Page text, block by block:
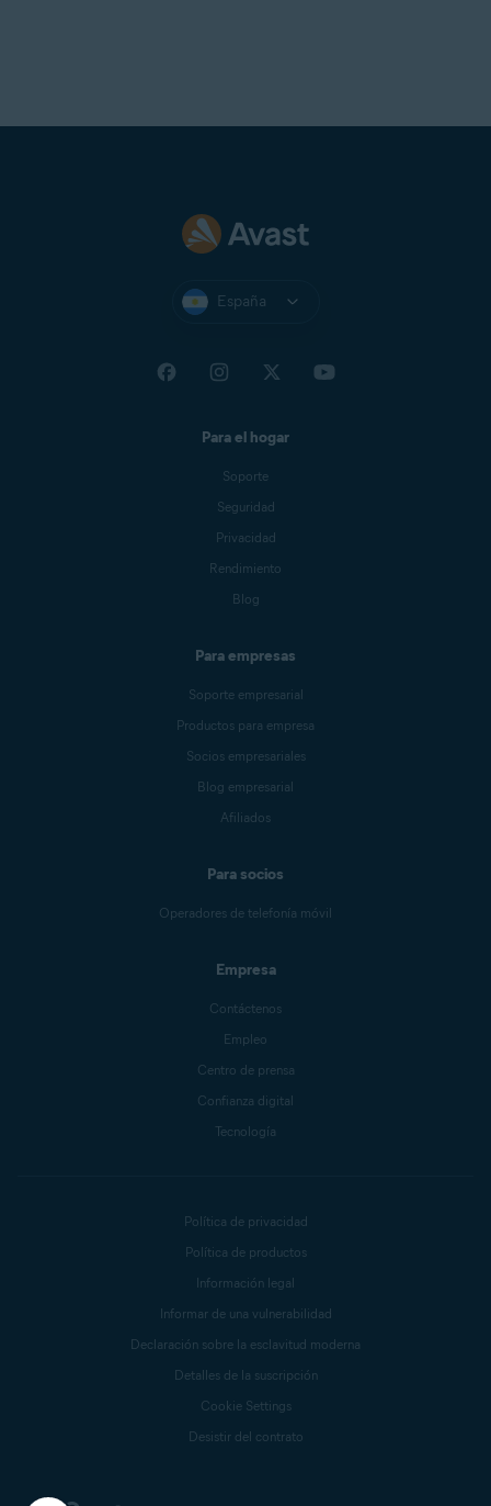
España
Para el hogar
Soporte
Seguridad
Privacidad
Rendimiento
Blog
Para empresas
Soporte empresarial
Productos para empresa
Socios empresariales
Blog empresarial
Afiliados
Para socios
Operadores de telefonía móvil
Empresa
Contáctenos
Empleo
Centro de prensa
Confianza digital
Tecnología
Política de privacidad
Política de productos
Información legal
Informar de una vulnerabilidad
Declaración sobre la esclavitud moderna
Detalles de la suscripción
Cookie Settings
Desistir del contrato